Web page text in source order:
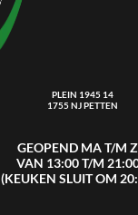
PLEIN 1945 14
1755 NJ PETTEN
GEOPEND MA T/M
VAN 13:00 T/M
(KEUKEN SLUIT OM